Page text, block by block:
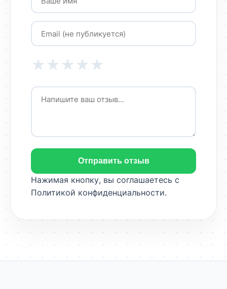
★
★
★
★
★
Отправить отзыв
Нажимая кнопку, вы соглашаетесь с
Политикой конфиденциальности.